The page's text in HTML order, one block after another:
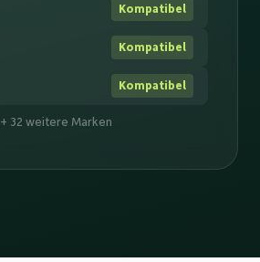
Kompatibel
Kompatibel
Kompatibel
+ 32 weitere Marken